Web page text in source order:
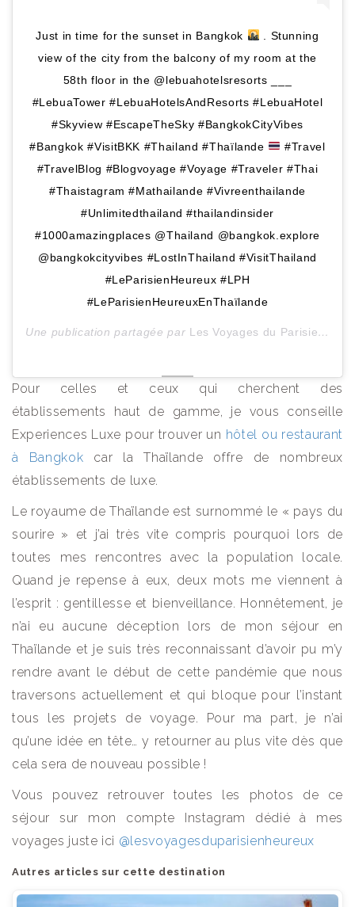
Just in time for the sunset in Bangkok
. Stunning
view of the city from the balcony of my room at the
58th floor in the @lebuahotelsresorts ___
#LebuaTower #LebuaHotelsAndResorts #LebuaHotel
#Skyview #EscapeTheSky #BangkokCityVibes
#Bangkok #VisitBKK #Thailand #Thaïlande
#Travel
#TravelBlog #Blogvoyage #Voyage #Traveler #Thai
#Thaistagram #Mathailande #Vivreenthailande
#Unlimitedthailand #thailandinsider
#1000amazingplaces @Thailand @bangkok.explore
@bangkokcityvibes #LostInThailand #VisitThailand
#LeParisienHeureux #LPH
#LeParisienHeureuxEnThaïlande
Une publication partagée par Les Voyages du ParisienHeureux
Pour celles et ceux qui cherchent des
établissements haut de gamme, je vous conseille
Experiences Luxe pour trouver un hôtel ou restaurant
à Bangkok
car la Thaïlande offre de nombreux
établissements de luxe.
Le royaume de Thaïlande est surnommé le « pays du
sourire » et j’ai très vite compris pourquoi lors de
toutes mes rencontres avec la population locale.
Quand je repense à eux, deux mots me viennent à
l’esprit : gentillesse et bienveillance. Honnêtement, je
n’ai eu aucune déception lors de mon séjour en
Thaïlande et je suis très reconnaissant d’avoir pu m’y
rendre avant le début de cette pandémie que nous
traversons actuellement et qui bloque pour l’instant
tous les projets de voyage. Pour ma part, je n’ai
qu’une idée en tête… y retourner au plus vite dès que
cela sera de nouveau possible !
Vous pouvez retrouver toutes les photos de ce
séjour sur mon compte Instagram dédié à mes
voyages juste ici @lesvoyagesduparisienheureux
Autres articles sur cette destination